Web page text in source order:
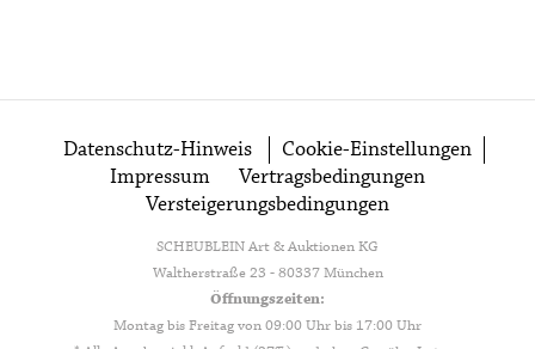
Datenschutz-Hinweis
Cookie-Einstellungen
Impressum
Vertragsbedingungen
Versteigerungsbedingungen
SCHEUBLEIN Art & Auktionen KG
Waltherstraße 23 - 80337 München
Öffnungszeiten:
Montag bis Freitag von 09:00 Uhr bis 17:00 Uhr